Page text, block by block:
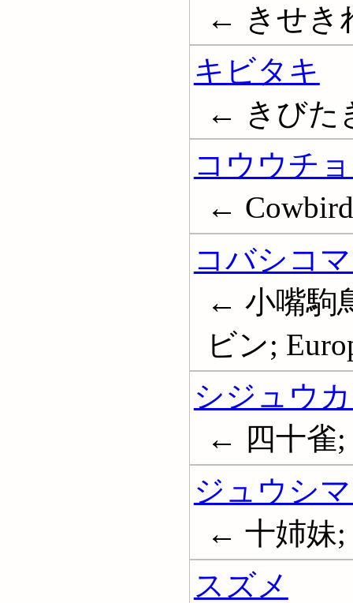
← きせき
キビタキ
← きびた
コウウチ
←
コバシコ
← 小嘴駒
ビン;
シジュウ
← 四十雀;
ジュウシ
← 十姉妹;
スズメ